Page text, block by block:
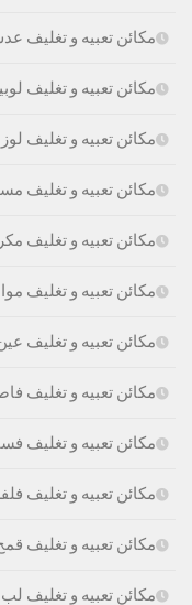
مكائن تعبيه و تغليف
مكائن تعبيه و تغليف
مكائن تعبيه و تغليف لوز
مكائن تعبيه و تغليف
مكائن تعبيه و تغليف
مكائن تعبيه و تغليف
مكائن تعبيه و تغليف
مكائن تعبيه و تغليف
مكائن تعبيه و تغليف
مكائن تعبيه و تغليف
مكائن تعبيه و تغليف
مكائن تعبيه و تغليف لب